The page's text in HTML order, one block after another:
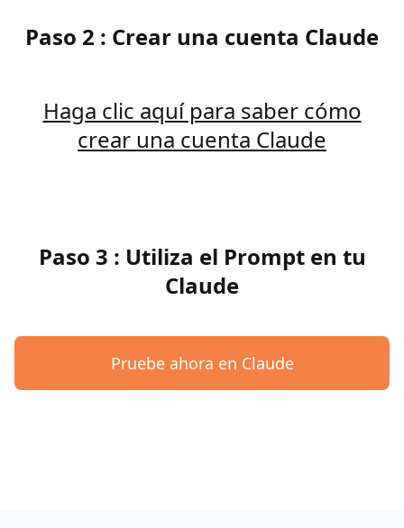
Paso 2 : Crear una cuenta Claude
Haga clic aquí para saber cómo
crear una cuenta Claude
Paso 3 : Utiliza el Prompt en tu
Claude
Pruebe ahora en Claude